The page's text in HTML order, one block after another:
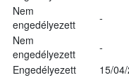
Nem
engedélyezett
-
Nem
engedélyezett
-
Engedélyezett
15/